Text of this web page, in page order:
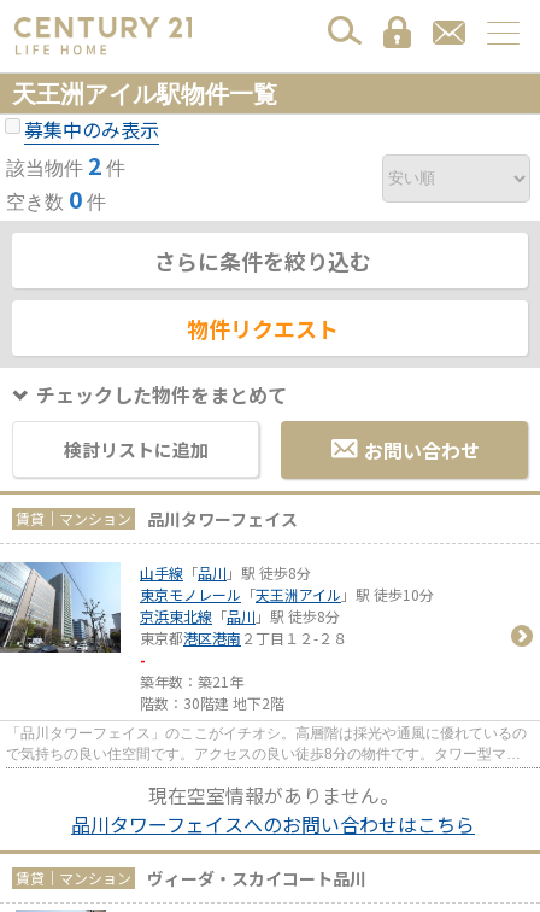
天王洲アイル駅物件一覧
募集中のみ表示
該当物件 2 件
空き数 0 件
さらに条件を絞り込む
物件リクエスト
チェックした物件をまとめて
検討リストに追加 お問い合わせ
賃貸｜マンション 品川タワーフェイス
山手線 「品川 」駅 徒歩8分
東京モノレール 「天王洲アイル 」駅 徒歩10分
京浜東北線 「品川 」駅 徒歩8分
東京都港区港南 ２丁目１２-２８
-
築年数：築21年
階数：30階建 地下2階
「品川タワーフェイス」のここがイチオシ。高層階は採光や通風に優れているの
で気持ちの良い住空間です。アクセスの良い徒歩8分の物件です。タワー型マン
現在空室情報がありません。
品川タワーフェイスへのお問い合わせはこちら
賃貸｜マンション ヴィーダ・スカイコート品川